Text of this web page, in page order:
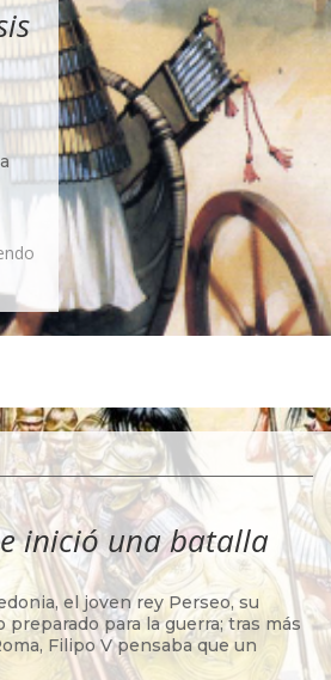
inició una batalla
el joven rey Perseo, su
para la guerra; tras más
Filipo V pensaba que un